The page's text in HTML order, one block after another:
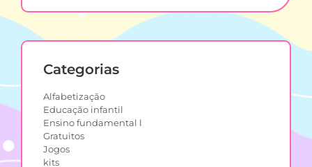
Categorias
Alfabetização
Educação infantil
Ensino fundamental l
Gratuitos
Jogos
kits